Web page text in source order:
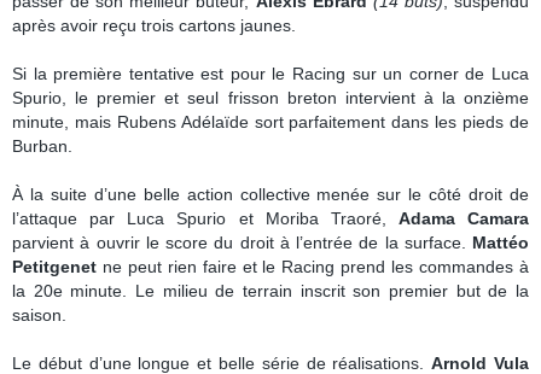
après avoir reçu trois cartons jaunes.
Si la première tentative est pour le Racing sur un corner de Luca
Spurio, le premier et seul frisson breton intervient à la onzième
minute, mais Rubens Adélaïde sort parfaitement dans les pieds de
Burban.
À la suite d’une belle action collective menée sur le côté droit de
l’attaque par Luca Spurio et Moriba Traoré, Adama Camara
parvient à ouvrir le score du droit à l’entrée de la surface. Mattéo
Petitgenet ne peut rien faire et le Racing prend les commandes à
la 20e minute. Le milieu de terrain inscrit son premier but de la
saison.
Le début d’une longue et belle série de réalisations.Arnold Vula